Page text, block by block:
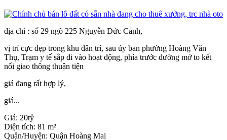
địa chỉ : số 29 ngõ 225 Nguyễn Đức Cảnh,
vị trí cực đẹp trong khu dân trí, sau ủy ban phường Hoàng Văn
Thụ, Trạm y tế sắp đi vào hoạt động, phía trước đường mở to kết
nối giao thông thuận tiện
giá đang rất hợp lý,
giá...
Giá: 20tỷ
Diện tích: 81 m²
Quận/Huyện: Quận Hoàng Mai